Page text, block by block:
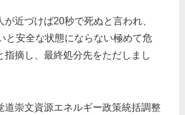
が近づけば20秒で死ぬと言われ、
と安全な状態にならない極めて危
指摘し、最終処分先をただしまし
道崇文資源エネルギー政策統括調整